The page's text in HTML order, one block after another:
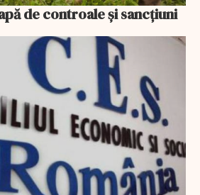
de controale și sancțiuni